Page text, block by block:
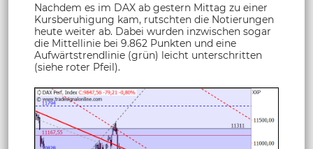
Nachdem es im DAX ab gestern Mittag zu einer
Kursberuhigung kam, rutschten die Notierungen
heute weiter ab. Dabei wurden inzwischen sogar
die Mittellinie bei 9.862 Punkten und eine
Aufwärtstrendlinie (grün) leicht unterschritten
(siehe roter Pfeil).